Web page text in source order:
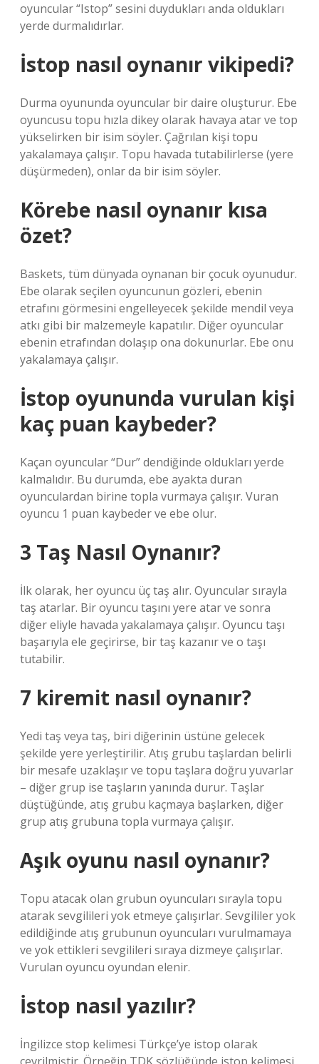
oyuncular “Istop” sesini duydukları anda oldukları
yerde durmalıdırlar.
İstop nasıl oynanır vikipedi?
Durma oyununda oyuncular bir daire oluşturur. Ebe
oyuncusu topu hızla dikey olarak havaya atar ve top
yükselirken bir isim söyler. Çağrılan kişi topu
yakalamaya çalışır. Topu havada tutabilirlerse (yere
düşürmeden), onlar da bir isim söyler.
Körebe nasıl oynanır kısa
özet?
Baskets, tüm dünyada oynanan bir çocuk oyunudur.
Ebe olarak seçilen oyuncunun gözleri, ebenin
etrafını görmesini engelleyecek şekilde mendil veya
atkı gibi bir malzemeyle kapatılır. Diğer oyuncular
ebenin etrafından dolaşıp ona dokunurlar. Ebe onu
yakalamaya çalışır.
İstop oyununda vurulan kişi
kaç puan kaybeder?
Kaçan oyuncular “Dur” dendiğinde oldukları yerde
kalmalıdır. Bu durumda, ebe ayakta duran
oyunculardan birine topla vurmaya çalışır. Vuran
oyuncu 1 puan kaybeder ve ebe olur.
3 Taş Nasıl Oynanır?
İlk olarak, her oyuncu üç taş alır. Oyuncular sırayla
taş atarlar. Bir oyuncu taşını yere atar ve sonra
diğer eliyle havada yakalamaya çalışır. Oyuncu taşı
başarıyla ele geçirirse, bir taş kazanır ve o taşı
tutabilir.
7 kiremit nasıl oynanır?
Yedi taş veya taş, biri diğerinin üstüne gelecek
şekilde yere yerleştirilir. Atış grubu taşlardan belirli
bir mesafe uzaklaşır ve topu taşlara doğru yuvarlar
– diğer grup ise taşların yanında durur. Taşlar
düştüğünde, atış grubu kaçmaya başlarken, diğer
grup atış grubuna topla vurmaya çalışır.
Aşık oyunu nasıl oynanır?
Topu atacak olan grubun oyuncuları sırayla topu
atarak sevgilileri yok etmeye çalışırlar. Sevgililer yok
edildiğinde atış grubunun oyuncuları vurulmamaya
ve yok ettikleri sevgilileri sıraya dizmeye çalışırlar.
Vurulan oyuncu oyundan elenir.
İstop nasıl yazılır?
İngilizce stop kelimesi Türkçe’ye istop olarak